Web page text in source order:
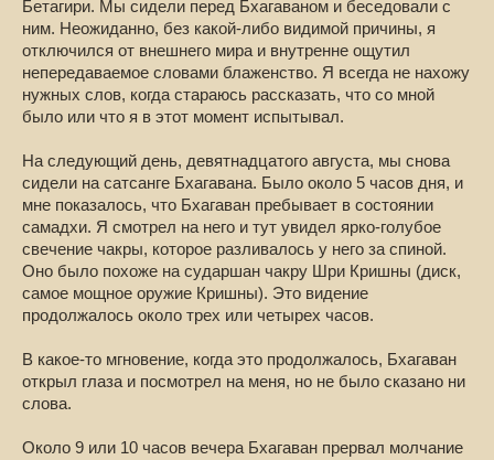
Бетагири. Мы сидели перед Бхагаваном и беседовали с
ним. Неожиданно, без какой-либо видимой причины, я
отключился от внешнего мира и внутренне ощутил
непередаваемое словами блаженство. Я всегда не нахожу
нужных слов, когда стараюсь рассказать, что со мной
было или что я в этот момент испытывал.
На следующий день, девятнадцатого августа, мы снова
сидели на сатсанге Бхагавана. Было около 5 часов дня, и
мне показалось, что Бхагаван пребывает в состоянии
самадхи. Я смотрел на него и тут увидел ярко-голубое
свечение чакры, которое разливалось у него за спиной.
Оно было похоже на сударшан чакру Шри Кришны (диск,
самое мощное оружие Кришны). Это видение
продолжалось около трех или четырех часов.
В какое-то мгновение, когда это продолжалось, Бхагаван
открыл глаза и посмотрел на меня, но не было сказано ни
слова.
Около 9 или 10 часов вечера Бхагаван прервал молчание